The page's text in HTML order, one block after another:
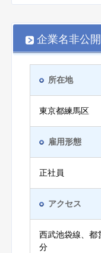
企業名非公開
所在地
東京都練馬区
雇用形態
正社員
アクセス
西武池袋線、
分